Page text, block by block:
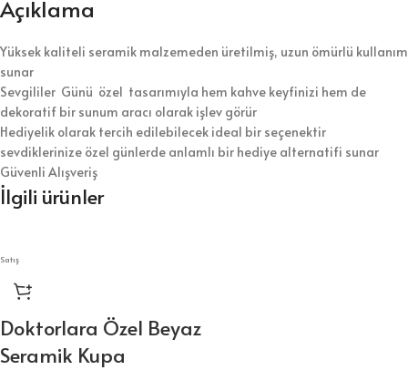
Açıklama
Yüksek kaliteli seramik malzemeden üretilmiş, uzun ömürlü kullanım
sunar
Sevgililer Günü özel tasarımıyla hem kahve keyfinizi hem de
dekoratif bir sunum aracı olarak işlev görür
Hediyelik olarak tercih edilebilecek ideal bir seçenektir
sevdiklerinize özel günlerde anlamlı bir hediye alternatifi sunar
Güvenli Alışveriş
İlgili ürünler
Satış
Doktorlara Özel Beyaz
Seramik Kupa